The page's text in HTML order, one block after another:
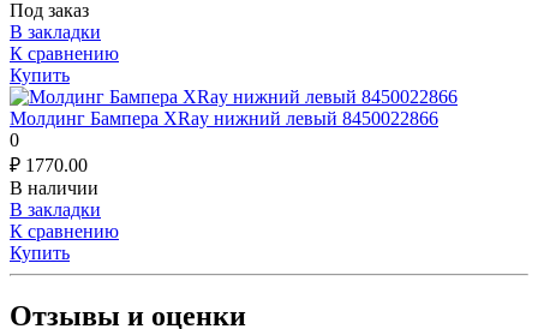
Под заказ
В закладки
К сравнению
Купить
Молдинг Бампера XRay нижний левый 8450022866
0
₽ 1770.00
В наличии
В закладки
К сравнению
Купить
Отзывы и оценки